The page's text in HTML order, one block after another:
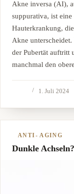
Akne inversa (AI),
suppurativa, ist
Hauterkrankung,
Akne
der Pubertät auftritt
manchmal den
1. Juli 2024
ANTI- AGING
Dunkle